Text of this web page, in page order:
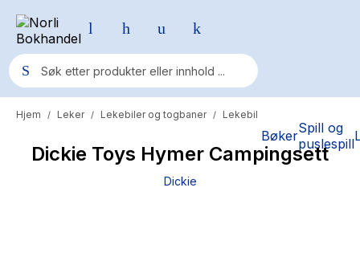
BøkerSpill og
puslespill
Populære søk
Pokemon
Hjem / Leker / Lekebiler og togbaner / Lekebil
Dickie Toys Hymer Campingsett
Dickie